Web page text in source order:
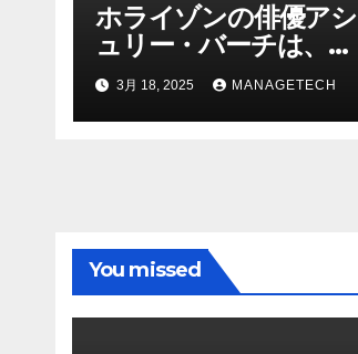
ホライゾンの俳優アシ
ュリー・バーチは、ソ
ニーのAIアロイのビデ
オを見て「ゲームパフ
ォーマンスという芸術
3月 18, 2025 MANAGETECH
You missed